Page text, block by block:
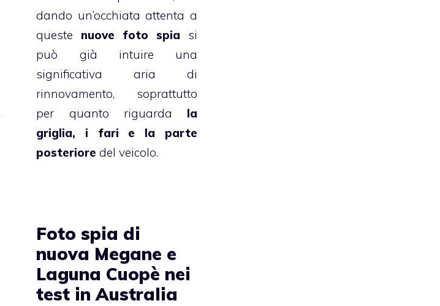
dando un’occhiata attenta a
queste nuove foto spia si
può già intuire una
significativa aria di
rinnovamento, soprattutto
per quanto riguarda la
griglia, i fari e la parte
posteriore del veicolo.
Foto spia di
nuova Megane e
Laguna Cuopè nei
test in Australia